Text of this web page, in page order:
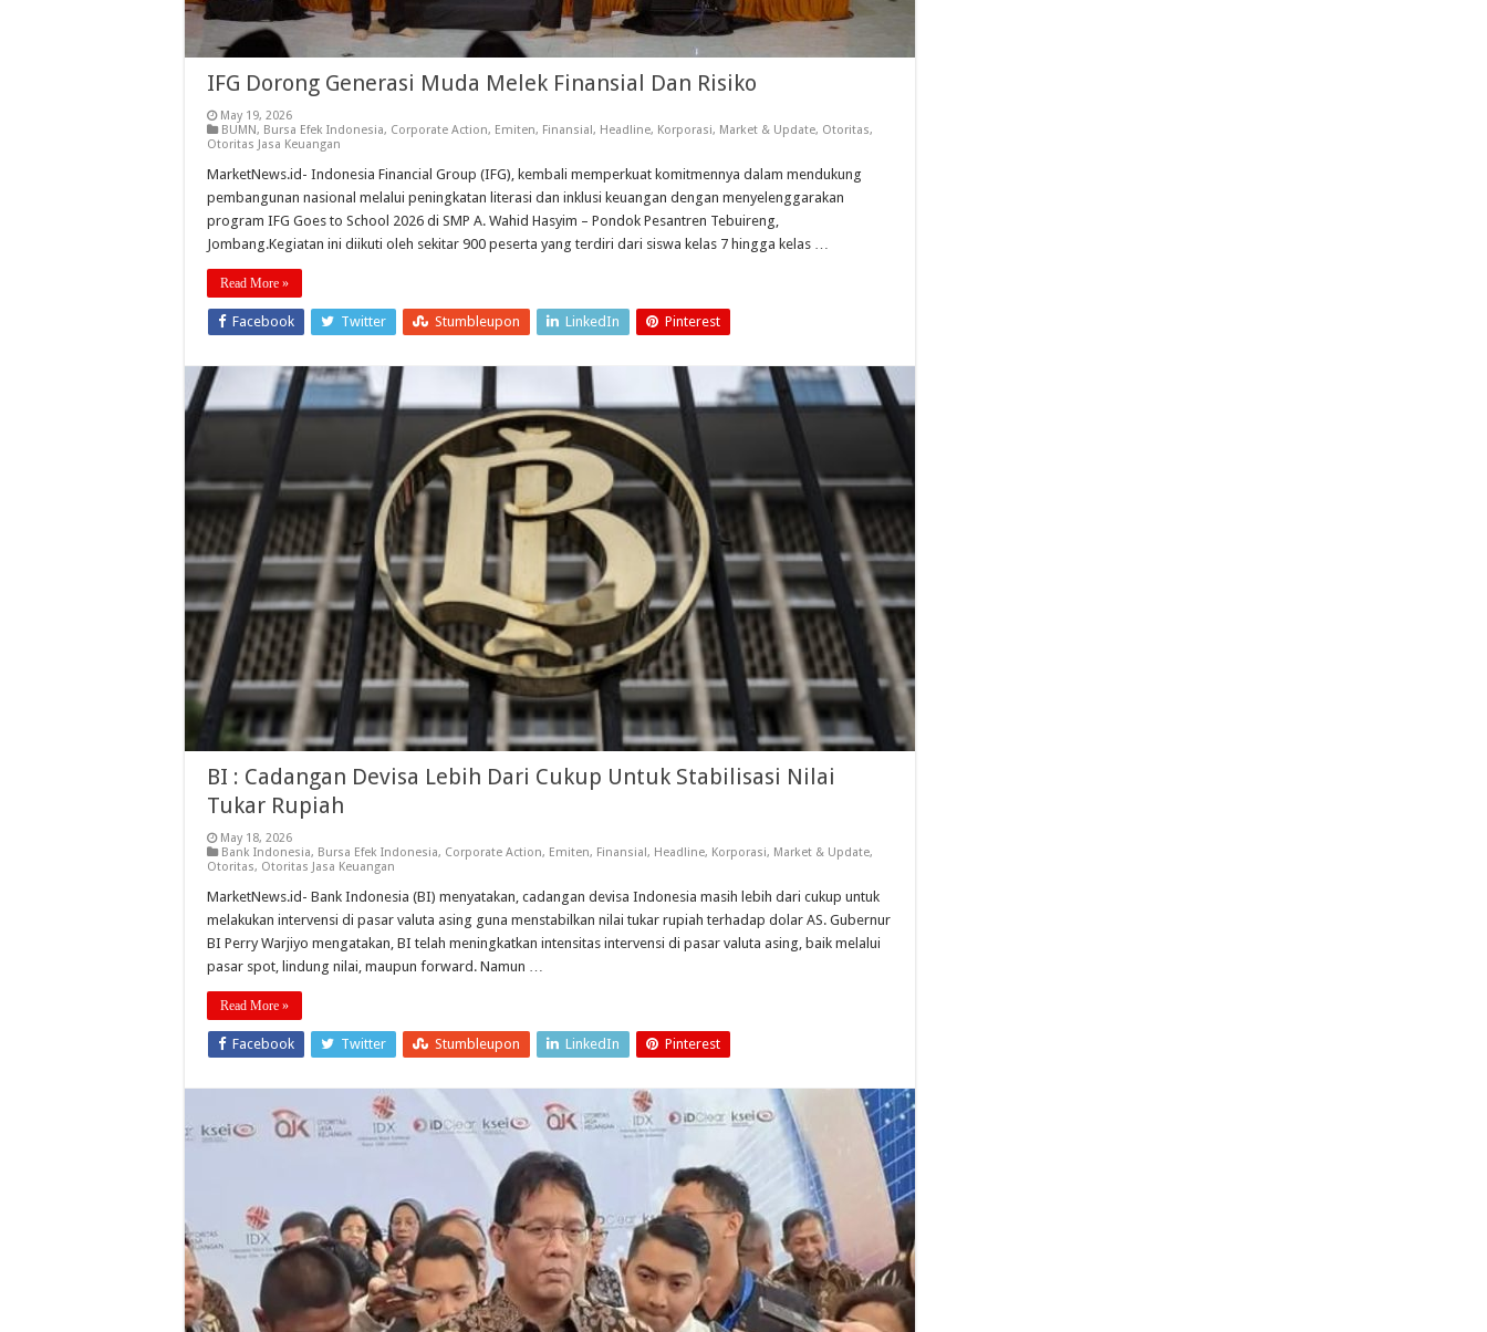
IFG Dorong Generasi Muda Melek Finansial Dan Risiko
May 19, 2026
BUMN, Bursa Efek Indonesia, Corporate Action, Emiten, Finansial, Headline, Korporasi, Market & Update, Otoritas,
Otoritas Jasa Keuangan
MarketNews.id- Indonesia Financial Group (IFG), kembali memperkuat komitmennya dalam mendukung
pembangunan nasional melalui peningkatan literasi dan inklusi keuangan dengan menyelenggarakan
program IFG Goes to School 2026 di SMP A. Wahid Hasyim – Pondok Pesantren Tebuireng,
Jombang.Kegiatan ini diikuti oleh sekitar 900 peserta yang terdiri dari siswa kelas 7 hingga kelas …
Read More »
Facebook Twitter Stumbleupon LinkedIn Pinterest
BI : Cadangan Devisa Lebih Dari Cukup Untuk Stabilisasi Nilai
Tukar Rupiah
May 18, 2026
Bank Indonesia, Bursa Efek Indonesia, Corporate Action, Emiten, Finansial, Headline, Korporasi, Market & Update,
Otoritas, Otoritas Jasa Keuangan
MarketNews.id- Bank Indonesia (BI) menyatakan, cadangan devisa Indonesia masih lebih dari cukup untuk
melakukan intervensi di pasar valuta asing guna menstabilkan nilai tukar rupiah terhadap dolar AS. Gubernur
BI Perry Warjiyo mengatakan, BI telah meningkatkan intensitas intervensi di pasar valuta asing, baik melalui
pasar spot, lindung nilai, maupun forward. Namun …
Read More »
Facebook Twitter Stumbleupon LinkedIn Pinterest